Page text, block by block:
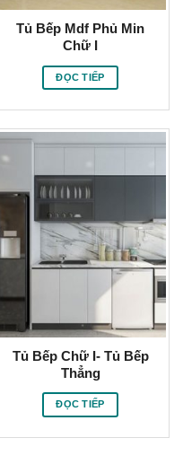
Tủ Bếp Mdf Phủ Min
Chữ I
ĐỌC TIẾP
Tủ Bếp Chữ I- Tủ Bếp
Thẳng
ĐỌC TIẾP